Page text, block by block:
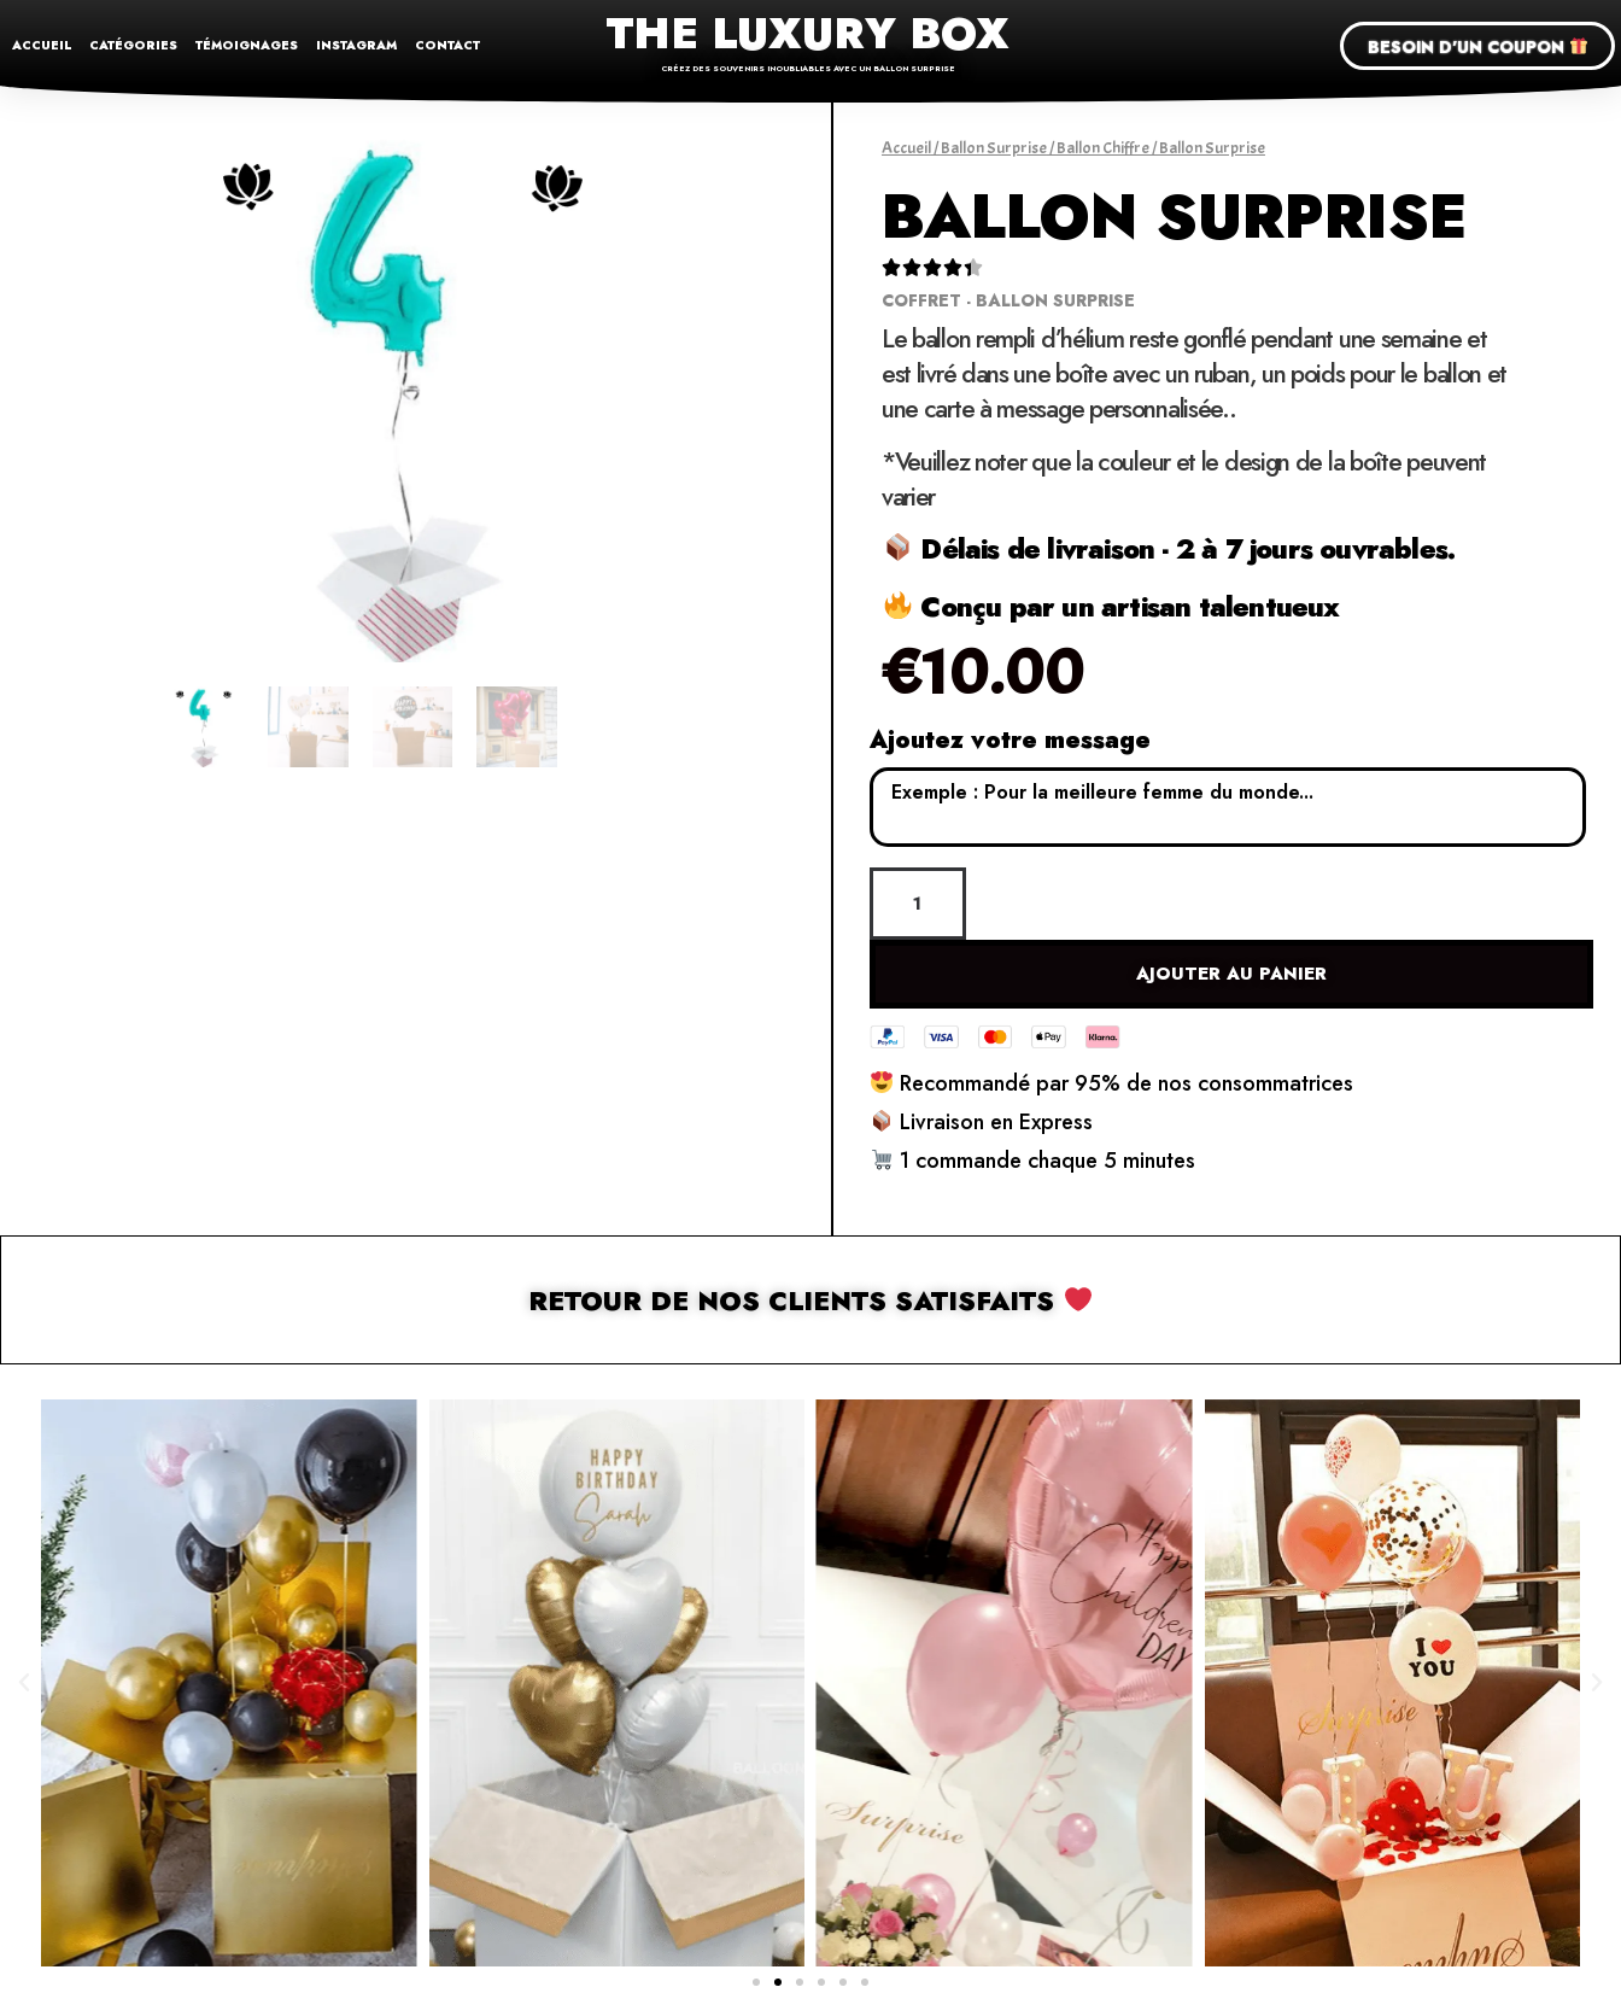
ACCUEIL CATÉGORIES TÉMOIGNAGES INSTAGRAM CONTACT THE LUXURY BOX
CRÉEZ DES SOUVENIRS INOUBLIABLES AVEC UN BALLON SURPRISE
BESOIN D'UN COUPON
Accueil/Ballon Surprise/Ballon Chiffre/ Ballon Surprise
BALLON SURPRISE

COFFRET - BALLON SURPRISE
Le ballon rempli d’hélium reste gonflé pendant une semaine et
est livré dans une boîte avec un ruban, un poids pour le ballon et
une carte à message personnalisée..
*Veuillez noter que la couleur et le design de la boîte peuvent
varier
Délais de livraison - 2 à 7 jours ouvrables.
Conçu par un artisan talentueux
€10.00
Ajoutez votre message
AJOUTER AU PANIER
Recommandé par 95% de nos consommatrices
Livraison en Express
1 commande chaque 5 minutes
RETOUR DE NOS CLIENTS SATISFAITS